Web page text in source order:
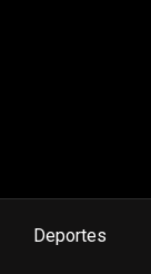
Deportes